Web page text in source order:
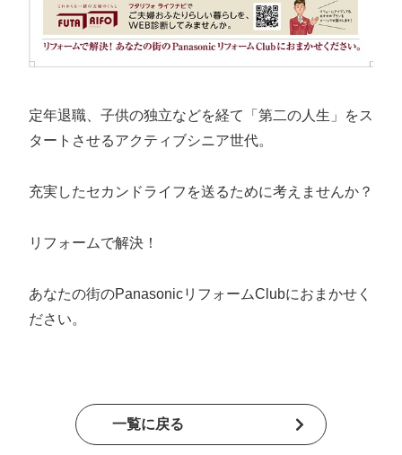
会社概要
定年退職、子供の独立などを経て「第二の人生」をス
タートさせるアクティブシニア世代。
充実したセカンドライフを送るために考えませんか？
リフォームで解決！
あなたの街のPanasonicリフォームClubにおまかせく
ださい。
一覧に戻る